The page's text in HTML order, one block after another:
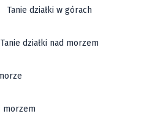
Tanie działki w górach
Tanie działki nad morzem
morzem